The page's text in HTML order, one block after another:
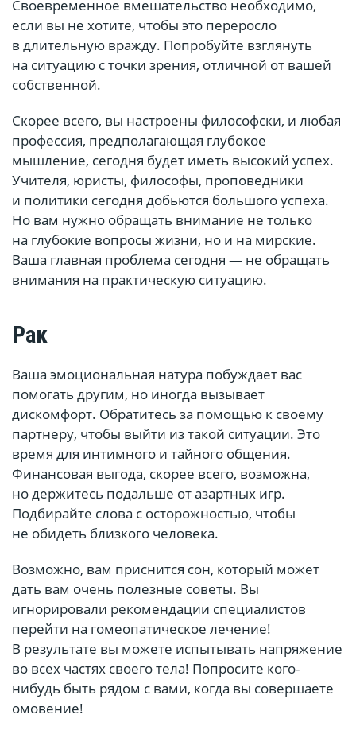
Своевременное вмешательство необходимо,
если вы не хотите, чтобы это переросло
в длительную вражду. Попробуйте взглянуть
на ситуацию с точки зрения, отличной от вашей
собственной.
Скорее всего, вы настроены философски, и любая
профессия, предполагающая глубокое
мышление, сегодня будет иметь высокий успех.
Учителя, юристы, философы, проповедники
и политики сегодня добьются большого успеха.
Но вам нужно обращать внимание не только
на глубокие вопросы жизни, но и на мирские.
Ваша главная проблема сегодня — не обращать
внимания на практическую ситуацию.
Рак
Ваша эмоциональная натура побуждает вас
помогать другим, но иногда вызывает
дискомфорт. Обратитесь за помощью к своему
партнеру, чтобы выйти из такой ситуации. Это
время для интимного и тайного общения.
Финансовая выгода, скорее всего, возможна,
но держитесь подальше от азартных игр.
Подбирайте слова с осторожностью, чтобы
не обидеть близкого человека.
Возможно, вам приснится сон, который может
дать вам очень полезные советы. Вы
игнорировали рекомендации специалистов
перейти на гомеопатическое лечение!
В результате вы можете испытывать напряжение
во всех частях своего тела! Попросите кого-
нибудь быть рядом с вами, когда вы совершаете
омовение!